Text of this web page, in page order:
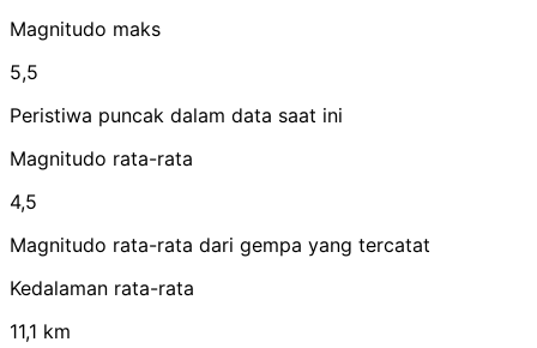
Magnitudo maks
5,5
Peristiwa puncak dalam data saat ini
Magnitudo rata-rata
4,5
Magnitudo rata-rata dari gempa yang tercatat
Kedalaman rata-rata
11,1 km